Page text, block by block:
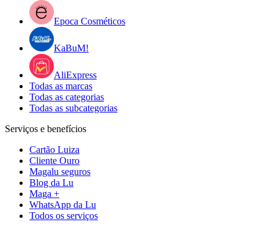
Epoca Cosméticos
KaBuM!
AliExpress
Todas as marcas
Todas as categorias
Todas as subcategorias
Serviços e benefícios
Cartão Luiza
Cliente Ouro
Magalu seguros
Blog da Lu
Maga +
WhatsApp da Lu
Todos os serviços